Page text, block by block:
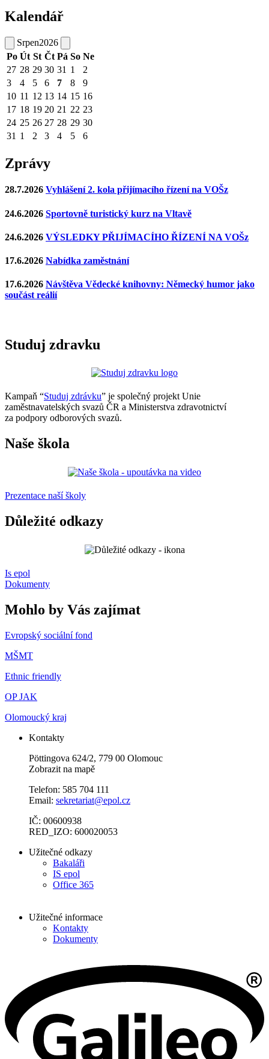
Kalendář
Srpen2026
Po Út St Čt Pá So Ne
27 28 29 30 31 1
2
3
4 5 6 7 8
9
10 11 12 13 14 15 16
17 18 19 20 21 22 23
24 25 26 27 28 29 30
31 1 2 3 4 5 6
Zprávy
28.7.2026 Vyhlášení 2. kola přijímacího řízení na VOŠz
24.6.2026 Sportovně turistický kurz na Vltavě
24.6.2026 VÝSLEDKY PŘIJÍMACÍHO ŘÍZENÍ NA VOŠz
17.6.2026 Nabídka zaměstnání
17.6.2026 Návštěva Vědecké knihovny: Německý humor jako
součást reálií
Studuj zdravku
Kampaň “Studuj zdrávku” je společný projekt Unie
zaměstnavatelských svazů ČR a Ministerstva zdravotnictví
za podpory odborových svazů.
Naše škola
Prezentace naší školy
Důležité odkazy
Is epol
Dokumenty
Mohlo by Vás zajímat
Evropský sociální fond
MŠMT
Ethnic friendly
OP JAK
Olomoucký kraj
Kontakty
Pöttingova 624/2, 779 00 Olomouc
Zobrazit na mapě
Telefon: 585 704 111
Email: sekretariat@epol.cz
IČ: 00600938
RED_IZO: 600020053
Užitečné odkazy
Bakaláři
IS epol
Office 365
Užitečné informace
Kontakty
Dokumenty